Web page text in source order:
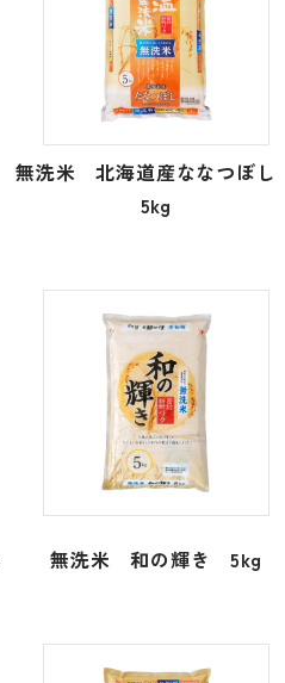
無洗米 北海道産ななつぼし
5kg
無洗米 和の輝き 5kg